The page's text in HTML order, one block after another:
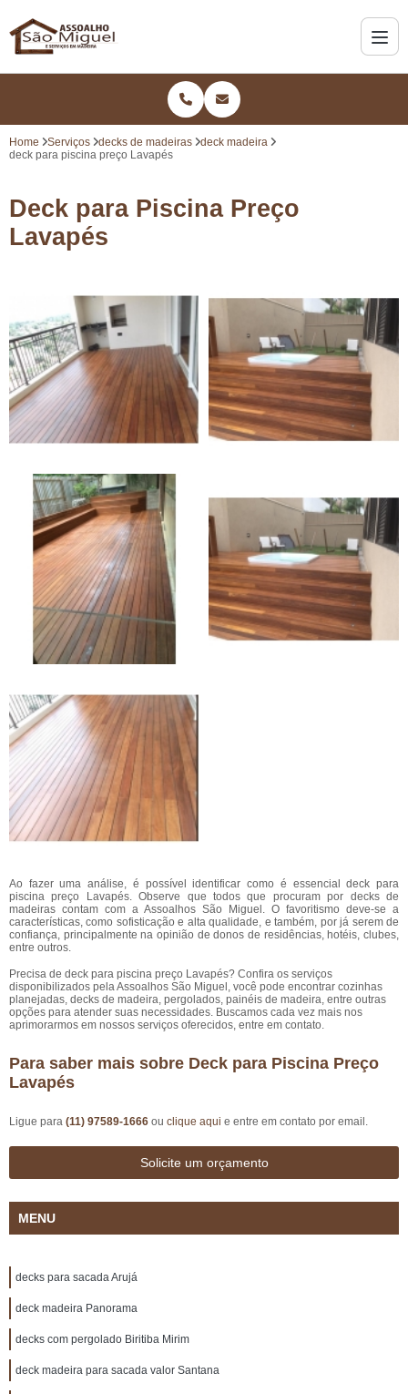
Home Serviços decks de madeiras
deck madeira
deck para piscina preço Lavapés
Deck para Piscina Preço
Lavapés
Ao fazer uma análise, é possível identificar como é essencial deck para
piscina preço Lavapés. Observe que todos que procuram por decks de
madeiras contam com a Assoalhos São Miguel. O favoritismo deve-se a
características, como sofisticação e alta qualidade, e também, por já serem de
confiança, principalmente na opinião de donos de residências, hotéis, clubes,
entre outros.
Precisa de deck para piscina preço Lavapés? Confira os serviços
disponibilizados pela Assoalhos São Miguel, você pode encontrar cozinhas
planejadas, decks de madeira, pergolados, painéis de madeira, entre outras
opções para atender suas necessidades. Buscamos cada vez mais nos
aprimorarmos em nossos serviços oferecidos, entre em contato.
Para saber mais sobre Deck para Piscina Preço
Lavapés
Ligue para (11) 97589-1666 ou clique aqui e entre em contato por email.
Solicite um orçamento
MENU
decks para sacada Arujá
deck madeira Panorama
decks com pergolado Biritiba Mirim
deck madeira para sacada valor Santana